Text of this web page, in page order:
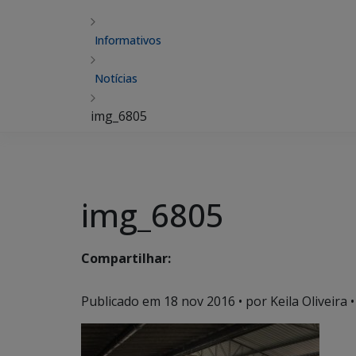
Informativos
Notícias
img_6805
img_6805
Compartilhar:
Publicado em 18 nov 2016 • por Keila Oliveira •